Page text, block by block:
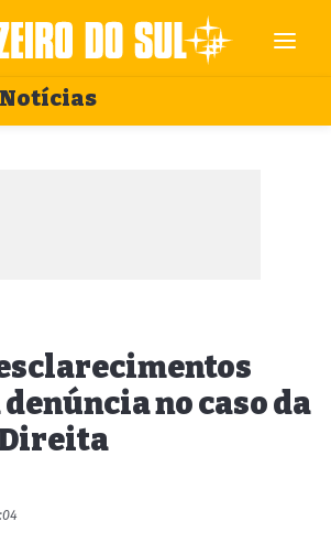
Notícias
no caso da